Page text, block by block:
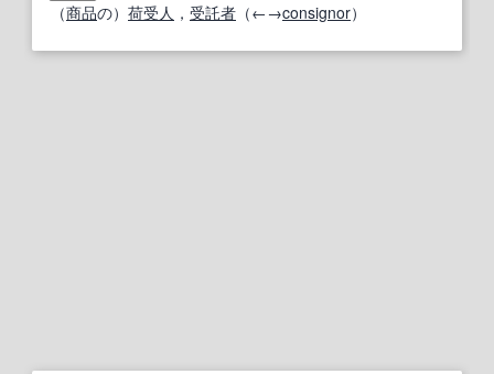
（商品の） 荷受人 ， 受託者 （←→consignor）